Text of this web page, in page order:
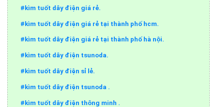
#kìm tuốt dây điện giá rẻ.
#kìm tuốt dây điện giá rẻ tại thành phố hcm.
#kìm tuốt dây điện giá rẻ tại thành phố hà nội.
#kìm tuốt dây điện tsunoda.
#kìm tuốt dây điện sỉ lẻ.
#kìm tuốt dây điện tsunoda .
#kìm tuốt dây điện thông minh .